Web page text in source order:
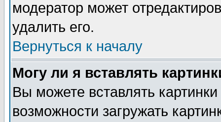
модератор может
удалить его.
Вернуться к началу
Могу ли я вставлять
Вы можете вставлять
возможности загружать